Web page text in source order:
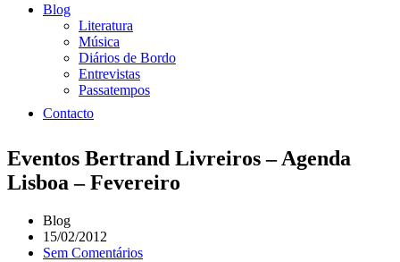
Blog
Literatura
Música
Diários de Bordo
Entrevistas
Passatempos
Contacto
Eventos Bertrand Livreiros – Agenda
Lisboa – Fevereiro
Blog
15/02/2012
Sem Comentários